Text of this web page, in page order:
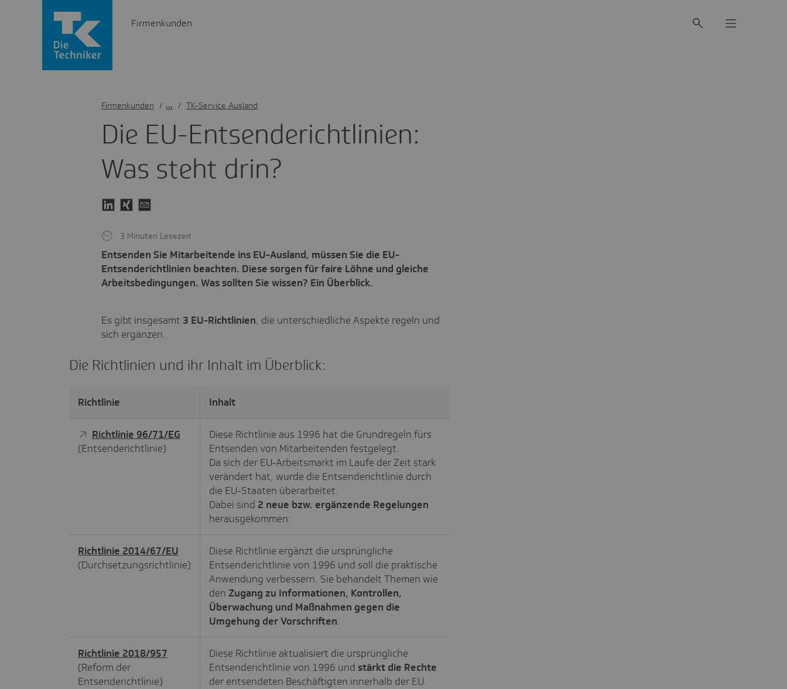
Firmenkunden
Die EU-Entsen­de­richt­li­nien:
Was steht drin?
Entsenden Sie Mitarbeitende ins EU-Ausland, müssen Sie die EU-
Entsenderichtlinien beachten. Diese sorgen für faire Löhne und gleiche
Arbeitsbedingungen. Was sollten Sie wissen? Ein Überblick.
3 Minuten Lesezeit
Firmenkunden / TK-Service Ausland
Es gibt insgesamt 3 EU-Richtlinien, die unterschiedliche Aspekte regeln und
sich ergänzen.
Die Richtlinien und ihr Inhalt im Überblick:
Richtlinie Inhalt
Richtlinie 96/71/EG
(Entsenderichtlinie)
Diese Richtlinie aus 1996 hat die Grundregeln fürs
Entsenden von Mitarbeitenden festgelegt.
Da sich der EU‑Arbeitsmarkt im Laufe der Zeit stark
verändert hat, wurde die Entsenderichtlinie durch
die EU-Staaten überarbeitet.
Dabei sind 2 neue bzw. ergänzende Regelungen
herausgekommen:
Richtlinie 2014/67/EU
(Durchsetzungsrichtlinie)
Diese Richtlinie ergänzt die ursprüngliche
Entsenderichtlinie von 1996 und soll die praktische
Anwendung verbessern. Sie behandelt Themen wie
den Zugang zu Informationen, Kontrollen,
Überwachung und Maßnahmen gegen die
Umgehung der Vorschriften.
Richtlinie 2018/957
(Reform der
Entsenderichtlinie)
Diese Richtlinie aktualisiert die ursprüngliche
Entsenderichtlinie von 1996 und stärkt die Rechte
der entsendeten Beschäftigten innerhalb der EU.